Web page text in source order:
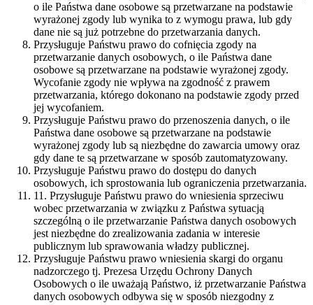
o ile Państwa dane osobowe są przetwarzane na podstawie
wyrażonej zgody lub wynika to z wymogu prawa, lub gdy
dane nie są już potrzebne do przetwarzania danych.
Przysługuje Państwu prawo do cofnięcia zgody na
przetwarzanie danych osobowych, o ile Państwa dane
osobowe są przetwarzane na podstawie wyrażonej zgody.
Wycofanie zgody nie wpływa na zgodność z prawem
przetwarzania, którego dokonano na podstawie zgody przed
jej wycofaniem.
Przysługuje Państwu prawo do przenoszenia danych, o ile
Państwa dane osobowe są przetwarzane na podstawie
wyrażonej zgody lub są niezbędne do zawarcia umowy oraz
gdy dane te są przetwarzane w sposób zautomatyzowany.
Przysługuje Państwu prawo do dostępu do danych
osobowych, ich sprostowania lub ograniczenia przetwarzania.
11. Przysługuje Państwu prawo do wniesienia sprzeciwu
wobec przetwarzania w związku z Państwa sytuacją
szczególną o ile przetwarzanie Państwa danych osobowych
jest niezbędne do zrealizowania zadania w interesie
publicznym lub sprawowania władzy publicznej.
Przysługuje Państwu prawo wniesienia skargi do organu
nadzorczego tj. Prezesa Urzędu Ochrony Danych
Osobowych o ile uważają Państwo, iż przetwarzanie Państwa
danych osobowych odbywa się w sposób niezgodny z